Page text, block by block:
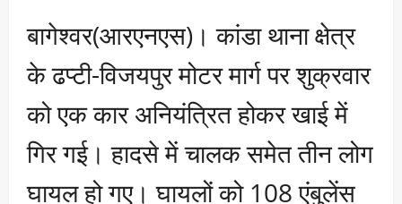
बागेश्वर(आरएनएस)। कांडा थाना क्षेत्र
के ढप्टी-विजयपुर मोटर मार्ग पर शुक्रवार
को एक कार अनियंत्रित होकर खाई में
गिर गई। हादसे में चालक समेत तीन लोग
घायल हो गए। घायलों को 108 एंबुलेंस